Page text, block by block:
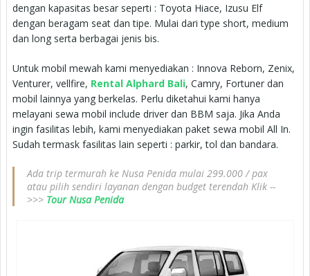
dengan kapasitas besar seperti : Toyota Hiace, Izusu Elf
dengan beragam seat dan tipe. Mulai dari type short, medium
dan long serta berbagai jenis bis.
Untuk mobil mewah kami menyediakan : Innova Reborn, Zenix,
Venturer, vellfire, Rental Alphard Bali, Camry, Fortuner dan
mobil lainnya yang berkelas. Perlu diketahui kami hanya
melayani sewa mobil include driver dan BBM saja. Jika Anda
ingin fasilitas lebih, kami menyediakan paket sewa mobil All In.
Sudah termask fasilitas lain seperti : parkir, tol dan bandara.
Ada trip termurah ke Nusa Penida mulai 299.000 / pax
atau pilih sendiri layanan dengan budget terendah Klik --
>>> Tour Nusa Penida